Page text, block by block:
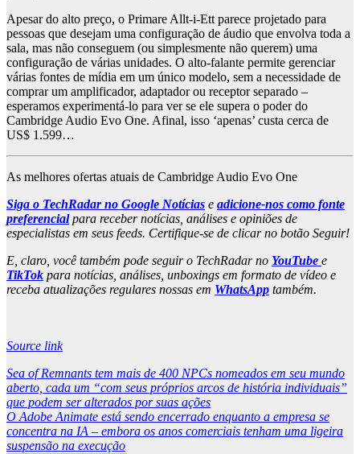
Apesar do alto preço, o Primare Allt-i-Ett parece projetado para
pessoas que desejam uma configuração de áudio que envolva toda a
sala, mas não conseguem (ou simplesmente não querem) uma
configuração de várias unidades. O alto-falante permite gerenciar
várias fontes de mídia em um único modelo, sem a necessidade de
comprar um amplificador, adaptador ou receptor separado –
esperamos experimentá-lo para ver se ele supera o poder do
Cambridge Audio Evo One. Afinal, isso ‘apenas’ custa cerca de
US$ 1.599…
As melhores ofertas atuais de Cambridge Audio Evo One
Siga o TechRadar no Google Notícias e adicione-nos como fonte
preferencialpara receber notícias, análises e opiniões de
especialistas em seus feeds. Certifique-se de clicar no botão Seguir!
E, claro, você também pode seguir o TechRadar no YouTube e
TikTok para notícias, análises, unboxings em formato de vídeo e
receba atualizações regulares nossas em WhatsApp também.
Source link
Post
navigation
Sea of ​​Remnants tem mais de 400 NPCs nomeados em seu mundo
aberto, cada um “com seus próprios arcos de história individuais”
que podem ser alterados por suas ações
O Adobe Animate está sendo encerrado enquanto a empresa se
concentra na IA – embora os anos comerciais tenham uma ligeira
suspensão na execução